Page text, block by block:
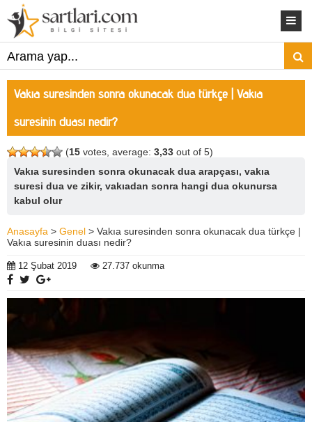
Vakıa suresinden sonra okunacak dua türkçe | Vakıa
suresinin duası nedir?
(15 votes, average: 3,33 out of 5)
Vakıa suresinden sonra okunacak dua arapçası, vakıa
suresi dua ve zikir, vakıadan sonra hangi dua okunursa
kabul olur
Anasayfa > Genel > Vakıa suresinden sonra okunacak dua türkçe |
Vakıa suresinin duası nedir?
12 Şubat 2019 27.737 okunma